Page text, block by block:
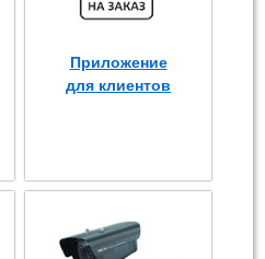
Приложение
для клиентов